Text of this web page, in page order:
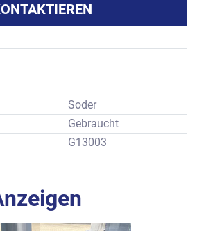
Soder
Gebraucht
G13003